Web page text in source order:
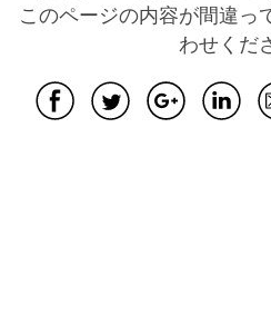
このページの内容が間違っ
わせくだ